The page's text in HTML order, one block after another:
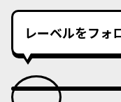
レーベルをフォ